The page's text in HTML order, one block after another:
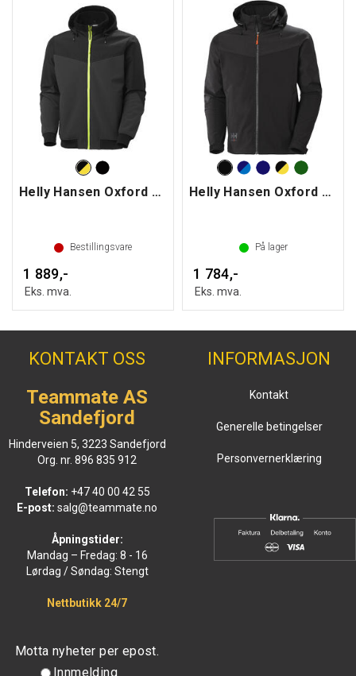
Helly Hansen Oxford vintersoftshelljakke
Bestillingsvare
1 889,-
Eks. mva.
Helly Hansen Oxford Softshell jakke
På lager
1 784,-
Eks. mva.
KONTAKT OSS
Teammate AS
Sandefjord
Hinderveien 5, 3223 Sandefjord
Org. nr. 896 835 912
Telefon: +47 40 00 42 55
E-post: salg@teammate.no
Åpningstider:
Mandag – Fredag: 8 - 16
Lørdag / Søndag: Stengt
Nettbutikk 24/7
INFORMASJON
Kontakt
Generelle betingelser
Personvernerklæring
Motta nyheter per epost.
Innmelding